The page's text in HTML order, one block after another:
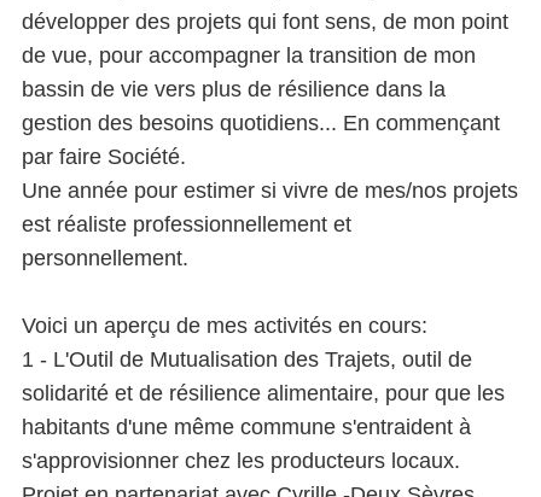
développer des projets qui font sens, de mon point
de vue, pour accompagner la transition de mon
bassin de vie vers plus de résilience dans la
gestion des besoins quotidiens... En commençant
par faire Société.
Une année pour estimer si vivre de mes/nos projets
est réaliste professionnellement et
personnellement.
Voici un aperçu de mes activités en cours:
1 - L'Outil de Mutualisation des Trajets, outil de
solidarité et de résilience alimentaire, pour que les
habitants d'une même commune s'entraident à
s'approvisionner chez les producteurs locaux.